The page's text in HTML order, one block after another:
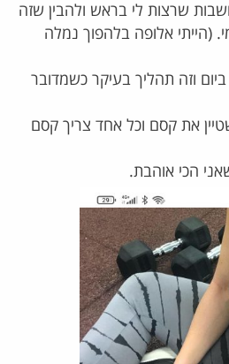
שרצות לי בראש ולהבין שזה
(הייתי אלופה בלהפוך נמלה
ביום וזה תהליך בעיקר כשמדובר
את קסם וכל אחד צריך קסם
הכי אוהבת.